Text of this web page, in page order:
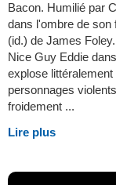
Bacon. Humilié par
dans l'ombre de son
(id.) de James
Nice Guy Eddie
explose
personnages
froidement ...
Lire plus